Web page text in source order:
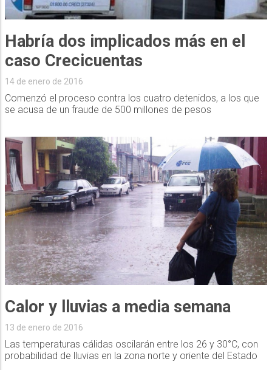
Habría dos implicados más en el
caso Crecicuentas
14 de enero de 2016
Comenzó el proceso contra los cuatro detenidos, a los que
se acusa de un fraude de 500 millones de pesos
Calor y lluvias a media semana
13 de enero de 2016
Las temperaturas cálidas oscilarán entre los 26 y 30°C, con
probabilidad de lluvias en la zona norte y oriente del Estado